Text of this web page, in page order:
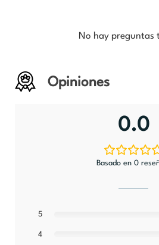
No hay preguntas
Opiniones
0.0
Basado en 0
5
4